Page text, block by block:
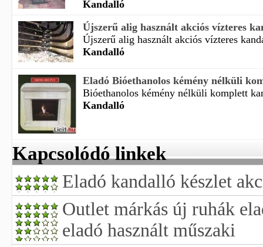
Kandalló
Újszerű alig használt akciós vízteres
Újszerű alig használt akciós vízteres
Kandalló
Eladó Bióethanolos kémény nélküli
Bióethanolos kémény nélküli komplett
Kandalló
Kapcsolódó linkek
Eladó kandalló készlet
Outlet márkás új ruhák
eladó használt műszaki